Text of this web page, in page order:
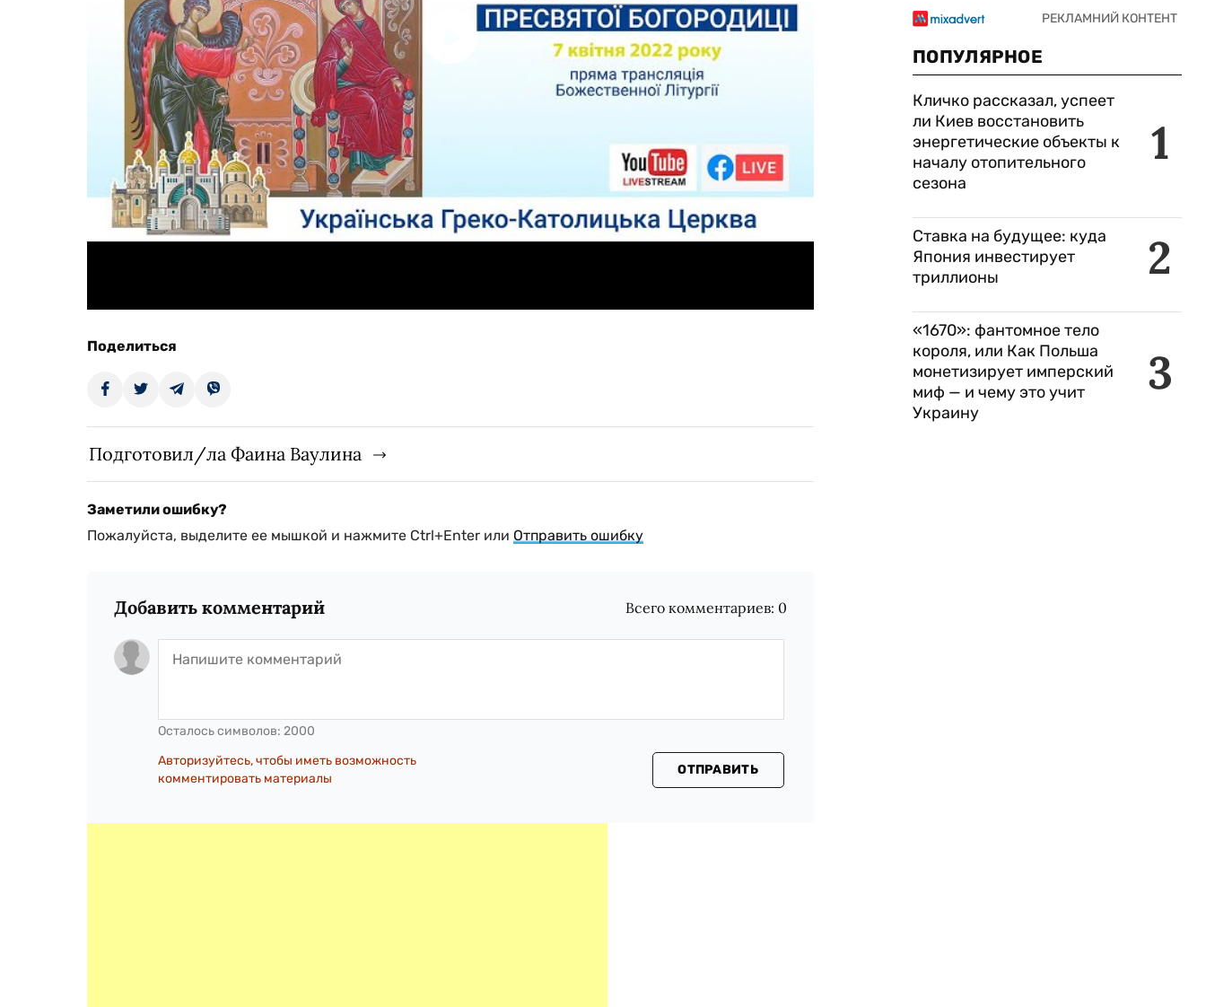
Поделиться
Подготовил/ла Фаина Ваулина
Заметили ошибку?
Пожалуйста, выделите ее мышкой и нажмите Ctrl+Enter или Отправить ошибку
Добавить комментарий Всего комментариев: 0
Осталось символов: 2000
Авторизуйтесь, чтобы иметь возможность
комментировать материалы
ОТПРАВИТЬ
ПОПУЛЯРНОЕ
1
Кличко рассказал, успеет
ли Киев восстановить
энергетические объекты к
началу отопительного
сезона
2
Ставка на будущее: куда
Япония инвестирует
триллионы
3
«1670»: фантомное тело
короля, или Как Польша
монетизирует имперский
миф — и чему это учит
Украину